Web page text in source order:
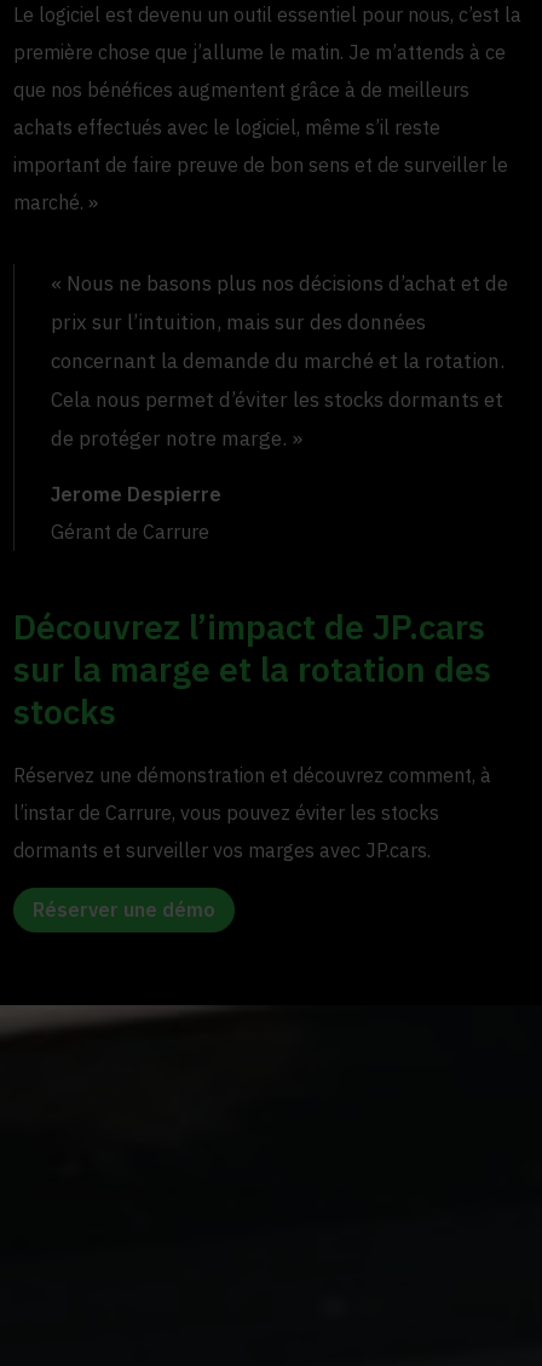
Le logiciel est devenu un outil essentiel pour nous, c’est la
première chose que j’allume le matin. Je m’attends à ce
que nos bénéfices augmentent grâce à de meilleurs
achats effectués avec le logiciel, même s’il reste
important de faire preuve de bon sens et de surveiller le
marché. »
« Nous ne basons plus nos décisions d’achat et de
prix sur l’intuition, mais sur des données
concernant la demande du marché et la rotation.
Cela nous permet d’éviter les stocks dormants et
de protéger notre marge. »
Jerome Despierre
Gérant de Carrure
Découvrez l’impact de JP.cars
sur la marge et la rotation des
stocks
Réservez une démonstration et découvrez comment, à
l’instar de Carrure, vous pouvez éviter les stocks
dormants et surveiller vos marges avec JP.cars.
Réserver une démo